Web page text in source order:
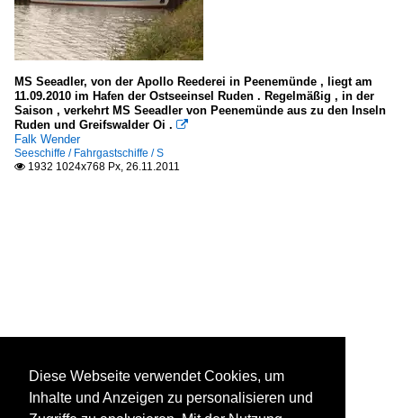
MS Seeadler, von der Apollo Reederei in Peenemünde , liegt am
11.09.2010 im Hafen der Ostseeinsel Ruden . Regelmäßig , in der
Saison , verkehrt MS Seeadler von Peenemünde aus zu den Inseln
Ruden und Greifswalder Oi . 
Falk Wender
Seeschiffe / Fahrgastschiffe / S
 1932 1024x768 Px, 26.11.2011
Diese Webseite verwendet Cookies, um
Inhalte und Anzeigen zu personalisieren und